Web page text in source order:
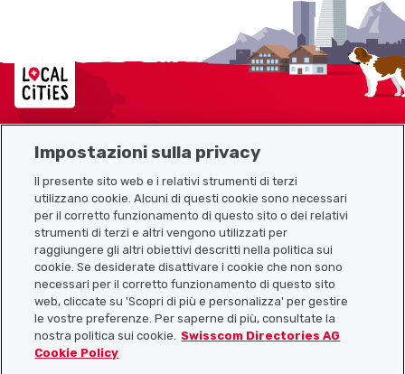
Localcities
Link utili
Scarica l’app Localcities
Impostazioni sulla privacy
Il presente sito web e i relativi strumenti di terzi
utilizzano cookie. Alcuni di questi cookie sono necessari
per il corretto funzionamento di questo sito o dei relativi
strumenti di terzi e altri vengono utilizzati per
raggiungere gli altri obiettivi descritti nella politica sui
cookie. Se desiderate disattivare i cookie che non sono
necessari per il corretto funzionamento di questo sito
web, cliccate su 'Scopri di più e personalizza' per gestire
le vostre preferenze. Per saperne di più, consultate la
nostra politica sui cookie.
Swisscom Directories AG
Cookie Policy